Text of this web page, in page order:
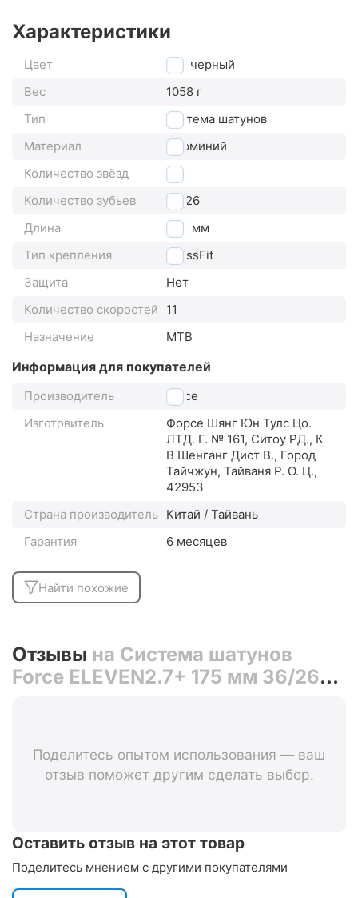
Характеристики
Цвет
черный
Вес
1058 г
Тип
система шатунов
Материал
алюминий
Количество звёзд
2
Количество зубьев
36/26
Длина
175 мм
Тип крепления
PressFit
Защита
Нет
Количество скоростей
11
Назначение
MTB
Информация для покупателей
Производитель
Force
Изготовитель
Форсе Шянг Юн Тулс Цо.
ЛТД. Г. № 161, Ситоу РД., К
В Шенганг Дист В., Город
Тайчжун, Тайваня Р. О. Ц.,
42953
Страна производитель Китай / Тайвань
Гарантия
6 месяцев
Найти похожие
Отзывы на Система шатунов
Force ELEVEN2.7+ 175 мм 36/26T
Поделитесь опытом использования — ваш
отзыв поможет другим сделать выбор.
Оставить отзыв на этот товар
Поделитесь мнением с другими покупателями